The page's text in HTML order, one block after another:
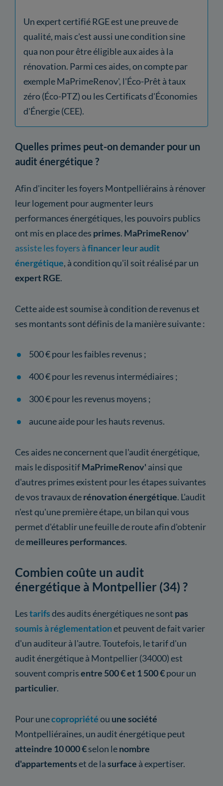
Un expert certifié RGE est une preuve de
qualité, mais c'est aussi une condition sine
qua non pour être éligible aux aides à la
rénovation. Parmi ces aides, on compte par
exemple MaPrimeRenov', l'Éco-Prêt à taux
zéro (Éco-PTZ) ou les Certificats d'Économies
d'Énergie (CEE).
Quelles primes peut-on demander pour un
audit énergétique ?
Afin d'inciter les foyers Montpelliérains à rénover
leur logement pour augmenter leurs
performances énergétiques, les pouvoirs publics
ont mis en place des primes. MaPrimeRenov'
assiste les foyers àfinancer leur audit
énergétique, à condition qu'il soit réalisé par un
expert RGE.
Cette aide est soumise à condition de revenus et
ses montants sont définis de la manière suivante :
500 € pour les faibles revenus ;
400 € pour les revenus intermédiaires ;
300 € pour les revenus moyens ;
aucune aide pour les hauts revenus.
Ces aides ne concernent que l'audit énergétique,
mais le dispositifMaPrimeRenov' ainsi que
d'autres primes existent pour les étapes suivantes
de vos travaux derénovation énergétique. L'audit
n'est qu'une première étape, un bilan qui vous
permet d'établir une feuille de route afin d'obtenir
demeilleures performances.
Combien coûte un audit
énergétique à Montpellier (34) ?
Lestarifsdes audits énergétiques ne sont pas
soumis à réglementationet peuvent de fait varier
d'un auditeur à l'autre. Toutefois, le tarif d'un
audit énergétique à Montpellier (34000) est
souvent comprisentre 500 € et 1 500 €pour un
particulier.
Pour unecopropriétéou une société
Montpelliéraines, un audit énergétique peut
atteindre 10 000 €selon lenombre
d'appartementset de lasurface à expertiser.